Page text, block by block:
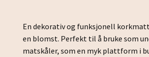
En dekorativ og funksjonell
en blomst. Perfekt til å bruke som
matskåler, som en myk plattform i